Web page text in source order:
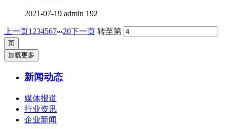
2021-07-19 admin 192
上一页1 234567...20下一页 转至第
加载更多
新闻动态
媒体报道
行业资讯
企业新闻